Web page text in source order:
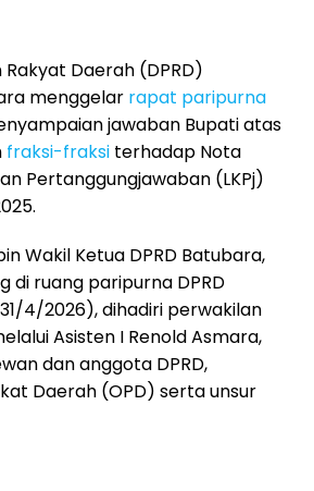
Daerah (DPRD)
menggelar rapat paripurna
jawaban Bupati atas
fraksi-fraksi terhadap Nota
Pertanggungjawaban (LKPj)
Wakil Ketua DPRD Batubara,
di ruang paripurna DPRD
4/2026), dihadiri perwakilan
Asisten I Renold Asmara,
dan anggota DPRD,
Daerah (OPD) serta unsur